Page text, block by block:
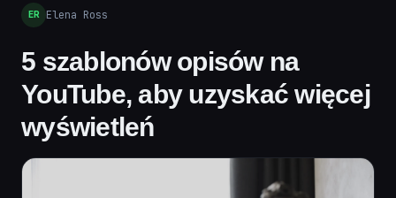
ER Elena Ross
5 szablonów opisów na
YouTube, aby uzyskać więcej
wyświetleń